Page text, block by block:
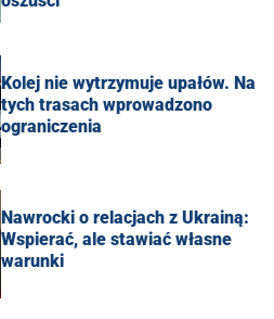
Kolej nie wytrzymuje upałów. Na
tych trasach wprowadzono
ograniczenia
Nawrocki o relacjach z Ukrainą:
Wspierać, ale stawiać własne
warunki